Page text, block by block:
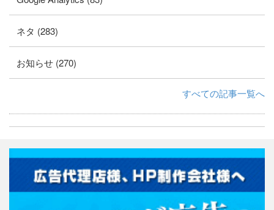
ネタ (283)
お知らせ (270)
すべての記事一覧へ